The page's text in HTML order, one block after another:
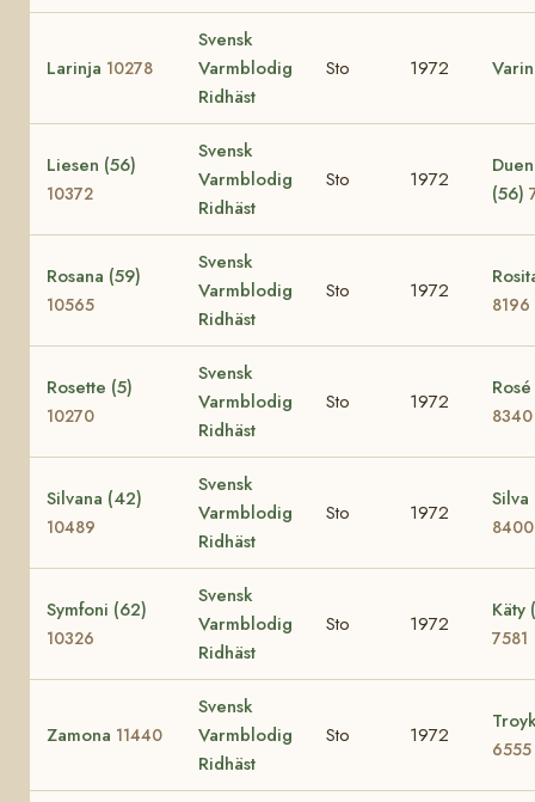
Larinja 10278
Svensk
Varmblodig
Ridhäst
Sto 1972
Liesen (56)
10372
Svensk
Varmblodig
Ridhäst
Sto 1972
(56)
Rosana (59)
10565
Svensk
Varmblodig
Ridhäst
Sto 1972
8196
Rosette (5)
10270
Svensk
Varmblodig
Ridhäst
Sto 1972
8340
Silvana (42)
10489
Svensk
Varmblodig
Ridhäst
Sto 1972
8400
Symfoni (62)
10326
Svensk
Varmblodig
Ridhäst
Sto 1972
Käty
7581
Zamona 11440
Svensk
Varmblodig
Ridhäst
Sto 1972
6555